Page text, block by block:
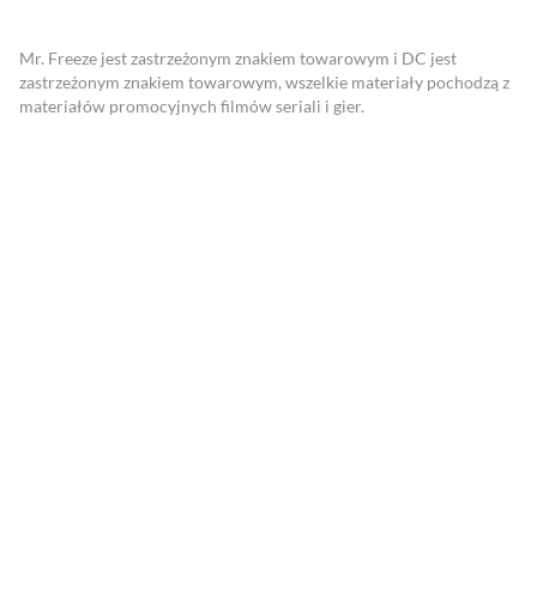
Mr. Freeze jest zastrzeżonym znakiem towarowym i DC jest
zastrzeżonym znakiem towarowym, wszelkie materiały pochodzą z
materiałów promocyjnych filmów seriali i gier.